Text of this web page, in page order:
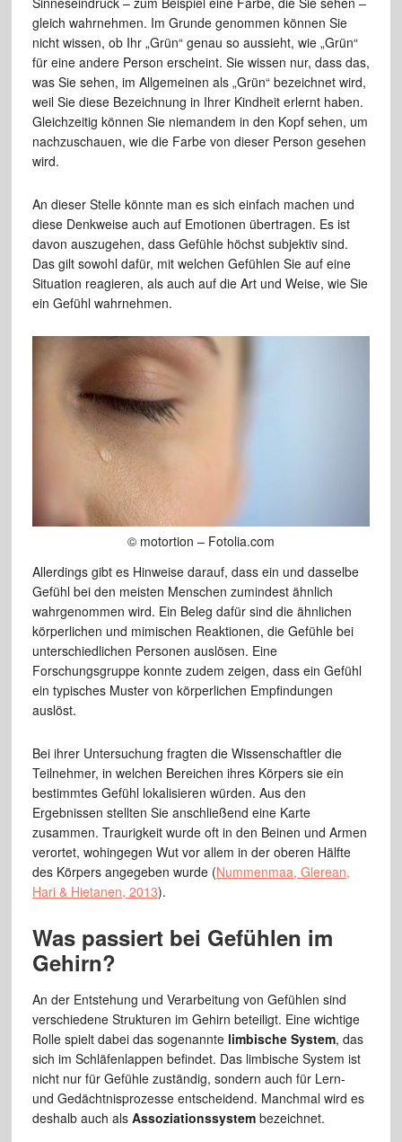
gleich wahrnehmen. Im Grunde genommen können Sie
nicht wissen, ob Ihr „Grün“ genau so aussieht, wie „Grün“
für eine andere Person erscheint. Sie wissen nur, dass das,
was Sie sehen, im Allgemeinen als „Grün“ bezeichnet wird,
weil Sie diese Bezeichnung in Ihrer Kindheit erlernt haben.
Gleichzeitig können Sie niemandem in den Kopf sehen, um
nachzuschauen, wie die Farbe von dieser Person gesehen
wird.
An dieser Stelle könnte man es sich einfach machen und
diese Denkweise auch auf Emotionen übertragen. Es ist
davon auszugehen, dass Gefühle höchst subjektiv sind.
Das gilt sowohl dafür, mit welchen Gefühlen Sie auf eine
Situation reagieren, als auch auf die Art und Weise, wie Sie
ein Gefühl wahrnehmen.
© motortion – Fotolia.com
Allerdings gibt es Hinweise darauf, dass ein und dasselbe
Gefühl bei den meisten Menschen zumindest ähnlich
wahrgenommen wird. Ein Beleg dafür sind die ähnlichen
körperlichen und mimischen Reaktionen, die Gefühle bei
unterschiedlichen Personen auslösen. Eine
Forschungsgruppe konnte zudem zeigen, dass ein Gefühl
ein typisches Muster von körperlichen Empfindungen
auslöst.
Bei ihrer Untersuchung fragten die Wissenschaftler die
Teilnehmer, in welchen Bereichen ihres Körpers sie ein
bestimmtes Gefühl lokalisieren würden. Aus den
Ergebnissen stellten Sie anschließend eine Karte
zusammen. Traurigkeit wurde oft in den Beinen und Armen
verortet, wohingegen Wut vor allem in der oberen Hälfte
des Körpers angegeben wurde (Nummenmaa, Glerean,
Hari & Hietanen, 2013).
Was passiert bei Gefühlen im
Gehirn?
An der Entstehung und Verarbeitung von Gefühlen sind
verschiedene Strukturen im Gehirn beteiligt. Eine wichtige
Rolle spielt dabei das sogenannte limbische System, das
sich im Schläfenlappen befindet. Das limbische System ist
nicht nur für Gefühle zuständig, sondern auch für Lern-
und Gedächtnisprozesse entscheidend. Manchmal wird es
deshalb auch als Assoziationssystembezeichnet.